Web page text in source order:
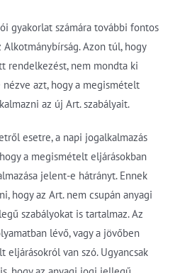
gyakorlat számára további fontos
Azon túl, hogy
rendelkezést, nem mondta ki
azt, hogy a megismételt
az új Art. szabályait.
esetre, a napi jogalkalmazás
a megismételt eljárásokban
jelent-e hátrányt. Ennek
hogy az Art. nem csupán anyagi
szabályokat is tartalmaz. Az
lévő, vagy a jövőben
van szó. Ugyancsak